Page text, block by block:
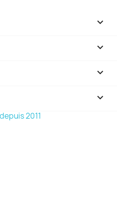



keyboard_arrow_down
2011